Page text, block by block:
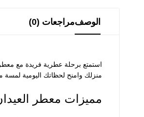
الوصفمراجعات (0)
استمتع برحلة عطرية فريدة مع
منزلك وامنح لحظاتك اليومية لمسة
مميزات معطر